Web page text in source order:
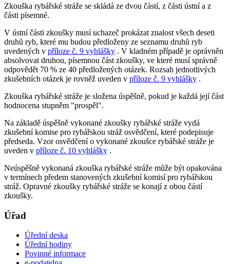
Zkouška rybářské stráže se skládá ze dvou částí, z části ústní a z
části písemné.
V ústní části zkoušky musí uchazeč prokázat znalost všech deseti
druhů ryb, které mu budou předloženy ze seznamu druhů ryb
uvedených v příloze č. 9 vyhlášky . V kladném případě je oprávněn
absolvovat druhou, písemnou část zkoušky, ve které musí správně
odpovědět 70 % ze 40 předložených otázek. Rozsah jednotlivých
zkušebních otázek je rovněž uveden v příloze č. 9 vyhlášky .
Zkouška rybářské stráže je složena úspěšně, pokud je každá její část
hodnocena stupněm "prospěl".
Na základě úspěšně vykonané zkoušky rybářské stráže vydá
zkušební komise pro rybářskou stráž osvědčení, které podepisuje
předseda. Vzor osvědčení o vykonané zkoušce rybářské stráže je
uveden v příloze č. 10 vyhlášky .
Neúspěšně vykonaná zkouška rybářské stráže může být opakována
v termínech předem stanovených zkušební komisí pro rybářskou
stráž. Opravné zkoušky rybářské stráže se konají z obou částí
zkoušky.
Úřad
Úřední deska
Úřední hodiny
Povinné informace